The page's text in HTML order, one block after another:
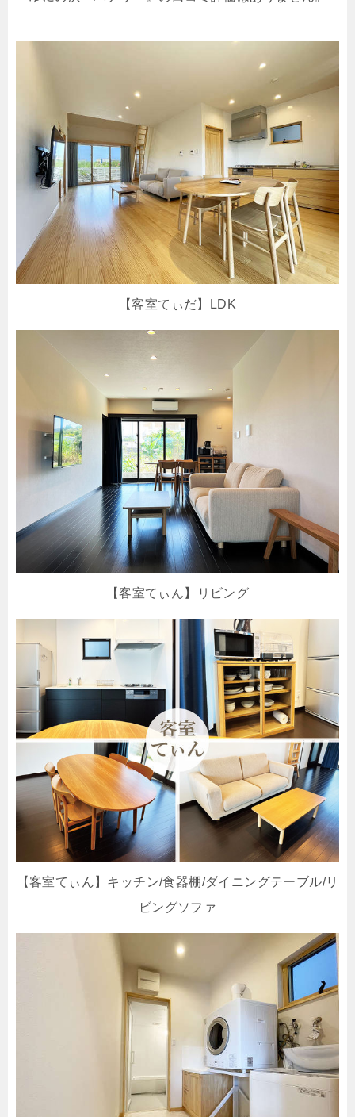
【客室てぃだ】LDK
【客室てぃん】リビング
【客室てぃん】キッチン/食器棚/ダイニングテーブル/リ
ビングソファ